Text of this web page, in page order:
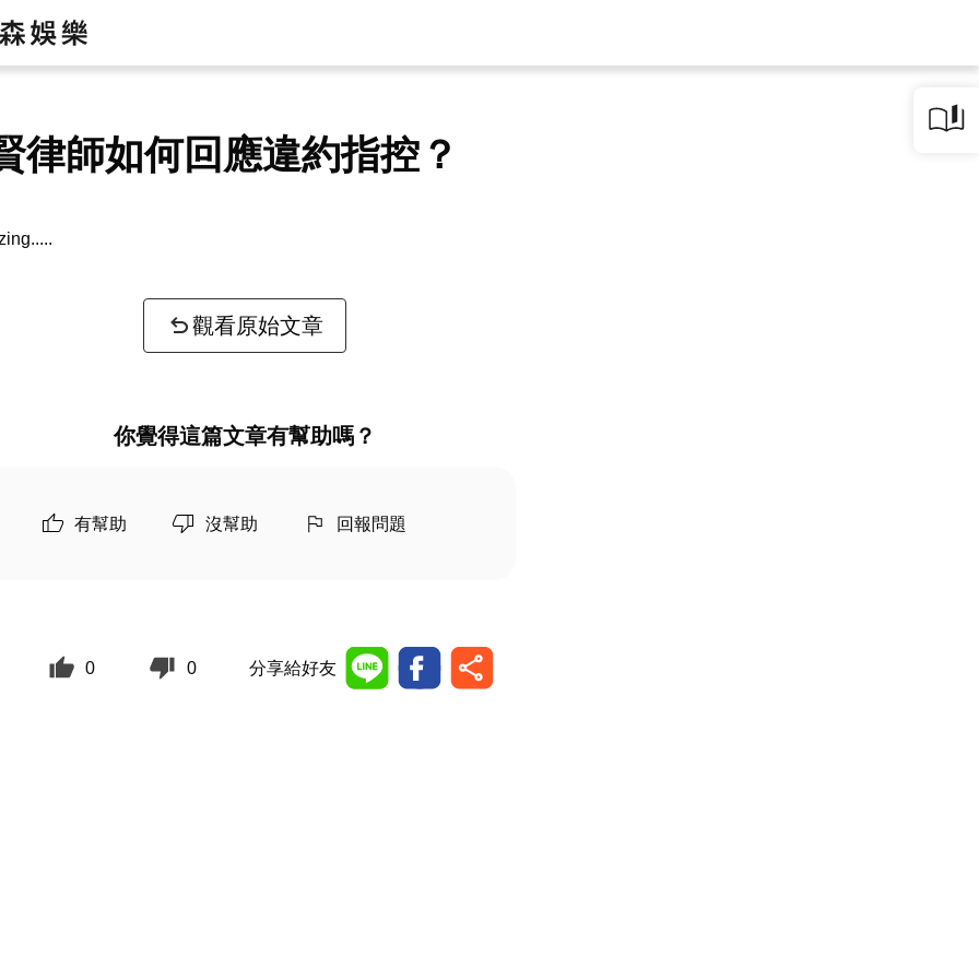
律師如何回應違約指控？
觀看原始文章
你覺得這篇文章有幫助嗎？
有幫助 沒幫助 回報問題
0 0 分享給好友